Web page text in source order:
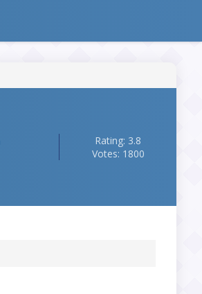
Rating: 3.8
Votes: 1800